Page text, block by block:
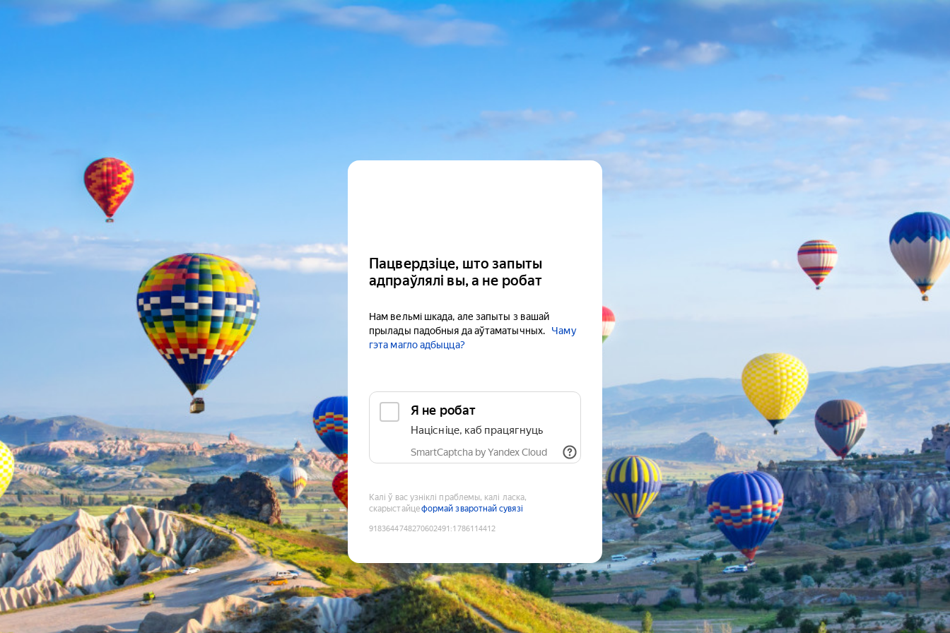
Пацвердзіце, што запыты
адпраўлялі вы, а не робат
Нам вельмі шкада, але запыты з вашай
прылады падобныя да аўтаматычных.
Чаму
гэта магло адбыцца?
Я не робат
Націсніце, каб працягнуць
SmartCaptcha by Yandex Cloud
Калі ў вас узніклі праблемы, калі ласка,
скарыстайцеформай зваротнай сувязі
9183644748270602491 :1786114412